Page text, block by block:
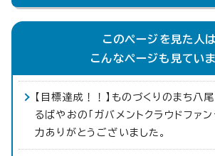
このページを見た人は
こんなページも見てい
【目標達成！！】ものづくりのまち八
るばやおの「ガバメントクラウドファ
力ありがとうございました。